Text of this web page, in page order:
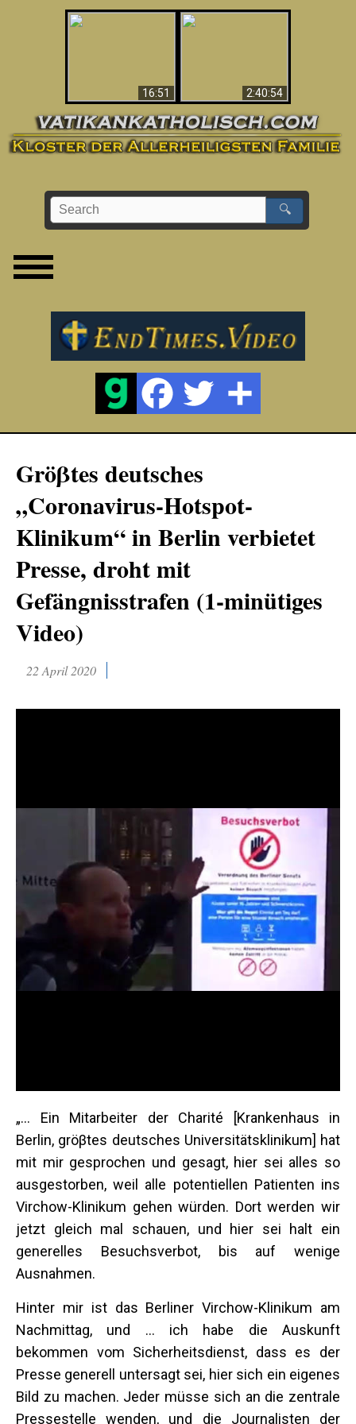
16:51
2:40:54
🔍
Gröβtes deutsches
„Coronavirus-Hotspot-
Klinikum“ in Berlin verbietet
Presse, droht mit
Gefängnisstrafen (1-minütiges
Video)
22 April 2020
„... Ein Mitarbeiter der Charité [Krankenhaus in
Berlin, gröβtes deutsches Universitätsklinikum] hat
mit mir gesprochen und gesagt, hier sei alles so
ausgestorben, weil alle potentiellen Patienten ins
Virchow-Klinikum gehen würden. Dort werden wir
jetzt gleich mal schauen, und hier sei halt ein
generelles Besuchsverbot, bis auf wenige
Ausnahmen.
Hinter mir ist das Berliner Virchow-Klinikum am
Nachmittag, und … ich habe die Auskunft
bekommen vom Sicherheitsdienst, dass es der
Presse generell untersagt sei, hier sich ein eigenes
Bild zu machen. Jeder müsse sich an die zentrale
Pressestelle wenden, und die Journalisten der